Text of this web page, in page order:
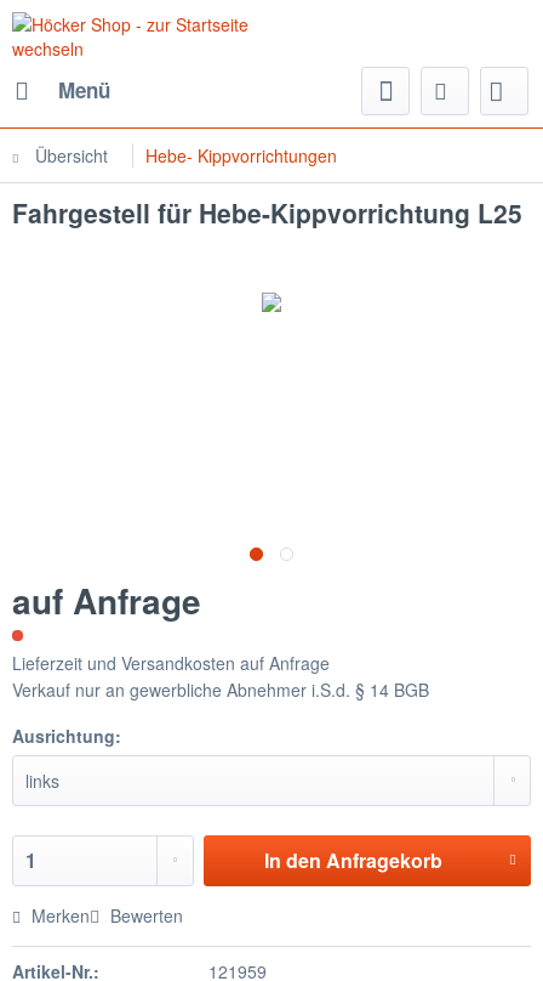
Menü
Übersicht Hebe- Kippvorrichtungen
Fahrgestell für Hebe-Kippvorrichtung L25
auf Anfrage
Lieferzeit und Versandkosten auf Anfrage
Verkauf nur an gewerbliche Abnehmer i.S.d. § 14 BGB
Ausrichtung:
In den Anfragekorb
Merken Bewerten
Artikel-Nr.:
121959